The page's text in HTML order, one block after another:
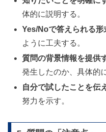
体的に説明する。
Yes/Noで答えられる形
ように工夫する。
質問の背景情報を提供
発生したのか、具体的
自分で試したことを伝
努力を示す。